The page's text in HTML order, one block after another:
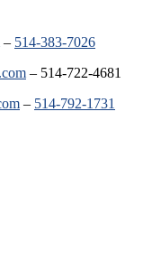
– 514-383-7026
– 514-722-4681
– 514-792-1731